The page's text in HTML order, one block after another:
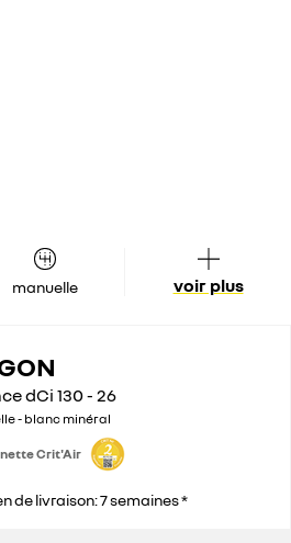
manuelle voir plus
dCi 130 - 26
- blanc minéral
Crit'Air
de livraison: 7 semaines *